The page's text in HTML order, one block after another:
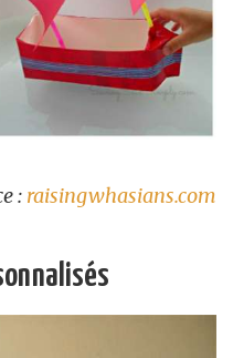
: raisingwhasians.com